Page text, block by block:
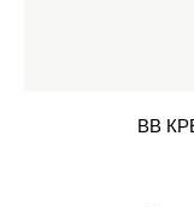
ВВ